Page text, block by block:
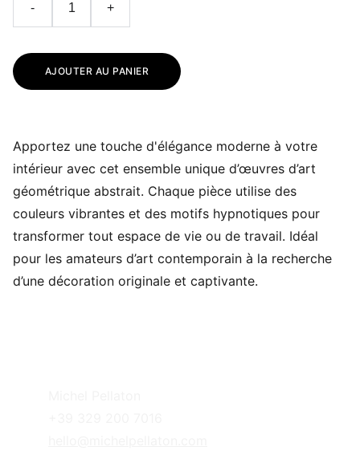
- +
AJOUTER AU PANIER
Apportez une touche d'élégance moderne à votre
intérieur avec cet ensemble unique d’œuvres d’art
géométrique abstrait. Chaque pièce utilise des
couleurs vibrantes et des motifs hypnotiques pour
transformer tout espace de vie ou de travail. Idéal
pour les amateurs d’art contemporain à la recherche
d’une décoration originale et captivante.